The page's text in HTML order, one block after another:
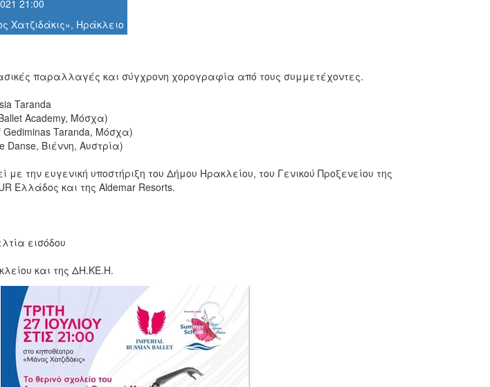
21:00
Χατζιδάκις», Ηράκλειο
παραλλαγές και σύγχρονη χορογραφία από τους συμμετέχοντες.
Taranda
Academy, Μόσχα)
Gediminas Taranda, Μόσχα)
Danse, Βιέννη, Αυστρία)
την ευγενική υποστήριξη του Δήμου Ηρακλείου, του Γενικού Προξενείου της
Ελλάδος και της Aldemar Resorts.
εισόδου
και της ΔΗ.ΚΕ.Η.